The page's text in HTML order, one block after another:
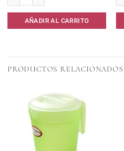
AÑADIR AL CARRITO
PRODUCTOS RELACIONADOS